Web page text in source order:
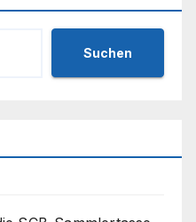
Suchen